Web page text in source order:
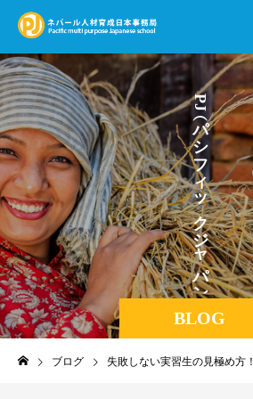
BLOG
P
J
パ
シ
フ
ィ
ッ
ク
ジ
ャ
パ
ン
ネ
パ
ブログ 失敗しない実習生の見極め方！